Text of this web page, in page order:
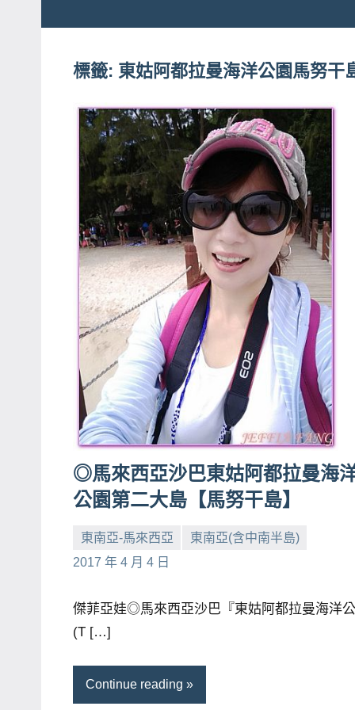
娃
JEFFIA
FANG
團、
題
旅
遊、
帶
路、
旅
遊
節
目
賓、
News
金
探
號
節
目
班
底、
景
目
主
持、
標籤: 東姑阿都拉曼海洋公園馬努干
◎馬來西亞沙巴東姑阿都拉曼海
公園第二大島【馬努干島】
東南亞-馬來西亞
東南亞(含中南半島)
2017 年 4 月 4 日
小
No
傑菲亞娃◎馬來西亞沙巴『東姑阿都拉曼海洋
(T […]
Continue reading